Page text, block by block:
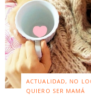
ACTUALIDAD, NO
QUIERO SER MAMÁ